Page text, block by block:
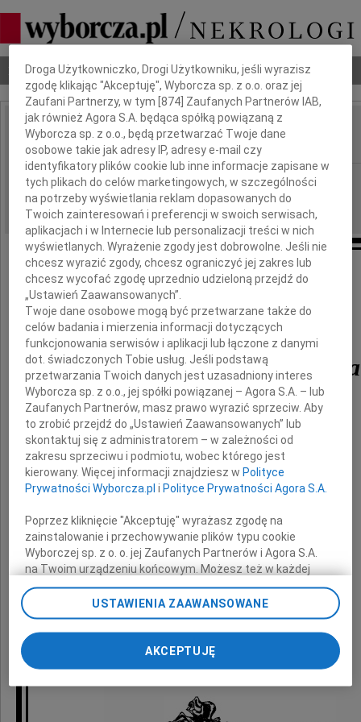
Nekrologi Odeszli Poradnik pogrzebowy
IMIĘ I NAZWISKO: Eugeniusz Sołowiej
REGION: Szczecin
DATA EMISJI: 12.08.2014
Z żalem przyjęliśmy wiadomość o śmierci
wyjątkowego Człowieka
Eugeniusza Sołowieja
byłego radnego i działacza społecznego.
Szczere wyrazy współczucia
Rodzinie Zmarłego
składają
Wójt Gminy z pracownikami Urzędu Gminy
Radni i Sołtysi Gminy Rewal
Dbamy o Twoją prywatność
Droga Użytkowniczko, Drogi Użytkowniku, jeśli wyrazisz
zgodę klikając "Akceptuję", Wyborcza sp. z o.o. oraz jej
Zaufani Partnerzy, w tym [874 ] Zaufanych Partnerów IAB,
jak również Agora S.A. będąca spółką powiązaną z
Wyborcza sp. z o.o., będą przetwarzać Twoje dane
osobowe takie jak adresy IP, adresy e-mail czy
identyfikatory plików cookie lub inne informacje zapisane w
tych plikach do celów marketingowych, w szczególności
na potrzeby wyświetlania reklam dopasowanych do
Twoich zainteresowań i preferencji w swoich serwisach,
aplikacjach i w Internecie lub personalizacji treści w nich
wyświetlanych. Wyrażenie zgody jest dobrowolne. Jeśli nie
chcesz wyrazić zgody, chcesz ograniczyć jej zakres lub
chcesz wycofać zgodę uprzednio udzieloną przejdź do
„Ustawień Zaawansowanych”.
Twoje dane osobowe mogą być przetwarzane także do
celów badania i mierzenia informacji dotyczących
funkcjonowania serwisów i aplikacji lub łączone z danymi
dot. świadczonych Tobie usług. Jeśli podstawą
przetwarzania Twoich danych jest uzasadniony interes
Wyborcza sp. z o.o., jej spółki powiązanej – Agora S.A. – lub
Zaufanych Partnerów, masz prawo wyrazić sprzeciw. Aby
to zrobić przejdź do „Ustawień Zaawansowanych” lub
skontaktuj się z administratorem – w zależności od
zakresu sprzeciwu i podmiotu, wobec którego jest
kierowany. Więcej informacji znajdziesz w Polityce
Prywatności Wyborcza.pl i Polityce Prywatności Agora S.A.
Poprzez kliknięcie "Akceptuję" wyrażasz zgodę na
zainstalowanie i przechowywanie plików typu cookie
Wyborczej sp. z o. o. jej Zaufanych Partnerów i Agora S.A.
na Twoim urządzeniu końcowym. Możesz też w każdej
chwili zmienić swoje preferencje dot. plików cookie,
ponownie wywołując narzędzie do zarządzania Twoimi
preferencjami dot. przetwarzania danych poprzez
odnośnik „Ustawienia prywatności” w stopce serwisu i
przechodząc do sekcji „Ustawienia zaawansowane”.
Zmiana ustawień plików cookie możliwa jest także za
My, nasi Zaufani Partnerzy i Agora S.A. możemy
USTAWIENIA ZAAWANSOWANE
AKCEPTUJĘ